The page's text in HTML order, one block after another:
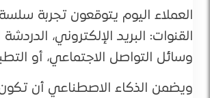
العملاء اليوم يتوقعون تجربة
القنوات: البريد الإلكتروني، الدردشة
وسائل التواصل الاجتماعي، أو
ويضمن الذكاء الاصطناعي أن